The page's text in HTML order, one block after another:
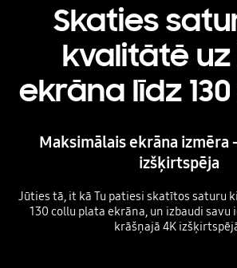
Skaties
kvalitātē uz
ekrāna līdz
Maksimālais ekrāna izmēra
izšķirtspēja
Jūties tā, it kā Tu patiesi skatītos saturu
130 collu plata ekrāna, un izbaudi
krāšņajā 4K